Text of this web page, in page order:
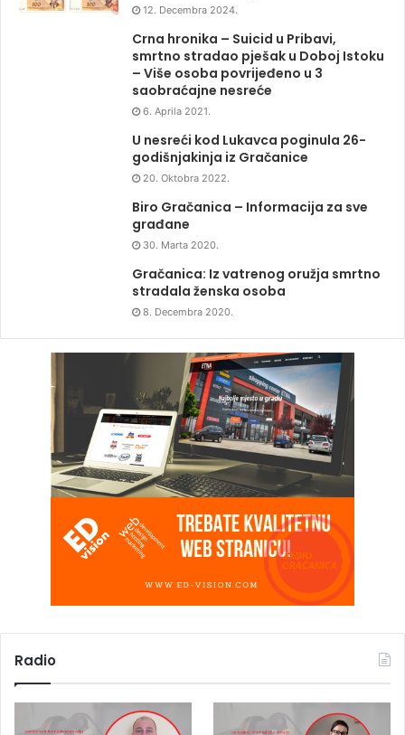
12. Decembra 2024.
Crna hronika – Suicid u Pribavi,
smrtno stradao pješak u Doboj Istoku
– Više osoba povrijeđeno u 3
saobraćajne nesreće
6. Aprila 2021.
U nesreći kod Lukavca poginula 26-
godišnjakinja iz Gračanice
20. Oktobra 2022.
Biro Gračanica – Informacija za sve
građane
30. Marta 2020.
Gračanica: Iz vatrenog oružja smrtno
stradala ženska osoba
8. Decembra 2020.
Radio